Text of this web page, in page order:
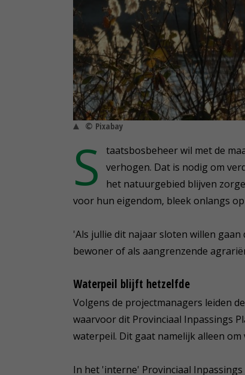
© Pixabay
S
taatsbosbeheer wil met de
verhogen. Dat is nodig om
het natuurgebied blijven
voor hun eigendom, bleek onlangs
'Als jullie dit najaar sloten willen
bewoner of als aangrenzende
Waterpeil blijft hetzelfde
Volgens de projectmanagers leiden
waarvoor dit Provinciaal Inpassings
waterpeil. Dit gaat namelijk alleen
In het 'interne' Provinciaal